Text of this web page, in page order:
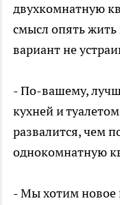
двухкомнатную
смысл опять жить
вариант не
- По-вашему,
кухней и
развалится, чем
однокомнатную
- Мы хотим новое